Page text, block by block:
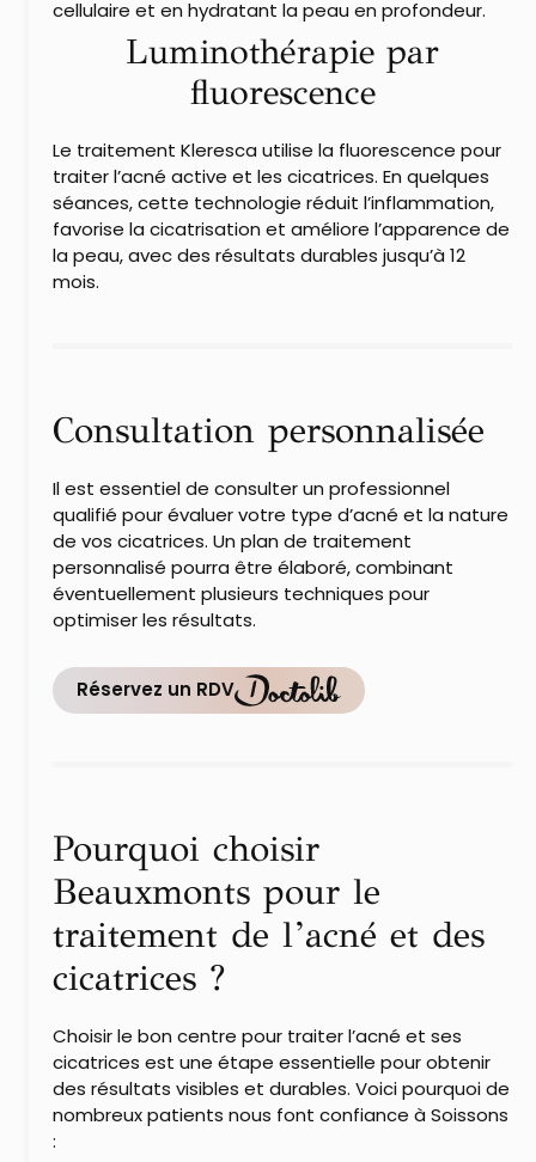
cellulaire et en hydratant la peau en profondeur.
Luminothérapie par
fluorescence
Le traitement Kleresca utilise la fluorescence pour
traiter l’acné active et les cicatrices. En quelques
séances, cette technologie réduit l’inflammation,
favorise la cicatrisation et améliore l’apparence de
la peau, avec des résultats durables jusqu’à 12
mois.
Consultation personnalisée
Il est essentiel de consulter un professionnel
qualifié pour évaluer votre type d’acné et la nature
de vos cicatrices. Un plan de traitement
personnalisé pourra être élaboré, combinant
éventuellement plusieurs techniques pour
optimiser les résultats.
Réservez un RDV
Pourquoi choisir
Beauxmonts pour le
traitement de l’acné et des
cicatrices ?
Choisir le bon centre pour traiter l’acné et ses
cicatrices est une étape essentielle pour obtenir
des résultats visibles et durables. Voici pourquoi de
nombreux patients nous font confiance à Soissons
: